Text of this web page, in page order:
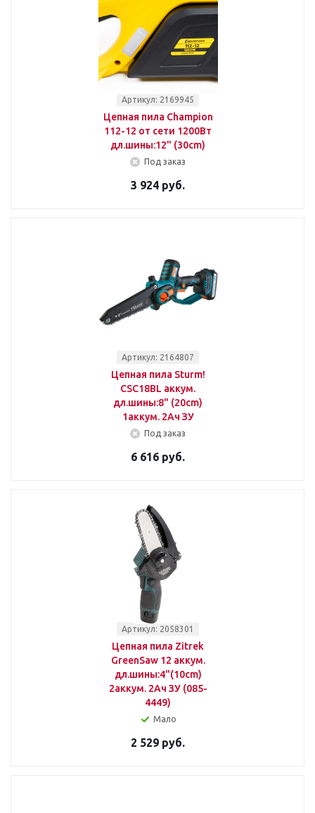
Артикул: 2169945
Цепная пила Champion
112-12 от сети 1200Вт
дл.шины:12" (30cm)
Под заказ
3 924 руб.
Артикул: 2164807
Цепная пила Sturm!
CSC18BL аккум.
дл.шины:8" (20cm)
1аккум. 2Ач ЗУ
Под заказ
6 616 руб.
Артикул: 2058301
Цепная пила Zitrek
GreenSaw 12 аккум.
дл.шины:4"(10cm)
2аккум. 2Ач ЗУ (085-
4449)
Мало
2 529 руб.